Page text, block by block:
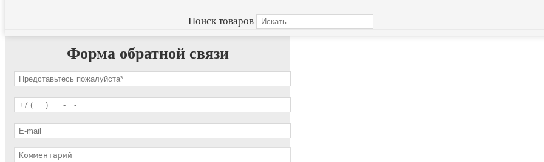
Поиск товаров
Форма обратной связи